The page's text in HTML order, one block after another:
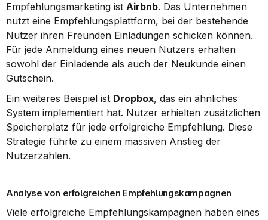
Empfehlungsmarketing ist Airbnb. Das Unternehmen
nutzt eine Empfehlungsplattform, bei der bestehende
Nutzer ihren Freunden Einladungen schicken können.
Für jede Anmeldung eines neuen Nutzers erhalten
sowohl der Einladende als auch der Neukunde einen
Gutschein.
Ein weiteres Beispiel ist Dropbox, das ein ähnliches
System implementiert hat. Nutzer erhielten zusätzlichen
Speicherplatz für jede erfolgreiche Empfehlung. Diese
Strategie führte zu einem massiven Anstieg der
Nutzerzahlen.
Analyse von erfolgreichen Empfehlungskampagnen
Viele erfolgreiche Empfehlungskampagnen haben eines